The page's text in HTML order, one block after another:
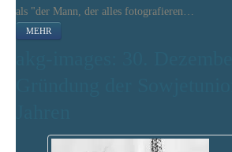
als "der Mann, der alles fotografieren…
MEHR